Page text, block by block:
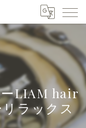
ーLIAM hair
ラックス